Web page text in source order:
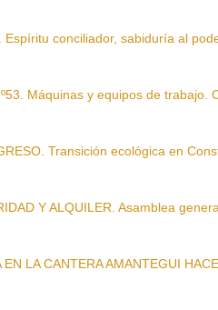
Espíritu conciliador, sabiduría al
Máquinas y equipos de trabajo.
Transición ecológica en
Y ALQUILER. Asamblea
EN LA CANTERA AMANTEGUI